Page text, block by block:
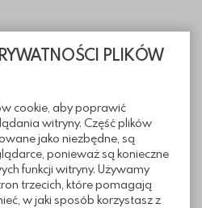
PLIKÓW
cookie, aby poprawić
witryny. Część plików
jako niezbędne, są
ponieważ są konieczne
funkcji witryny. Używamy
trzecich, które pomagają
w jaki sposób korzystasz z